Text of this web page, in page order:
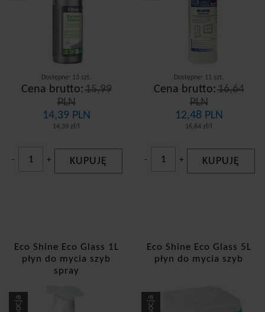
dostępny od zaraz
chwilowo brak
Rodzaj zasobnika
Kanister
Zapas
Dostępne: 13 szt.
Cena brutto: 15,99
PLN
14,39 PLN
14,39 zł/l
- + KUPUJĘ
Dostępne: 11 szt.
Cena brutto: 16,64
PLN
12,48 PLN
16,64 zł/l
- + KUPUJĘ
Eco Shine Eco Glass 1L
płyn do mycia szyb
spray
Eco Shine Eco Glass 5L
płyn do mycia szyb